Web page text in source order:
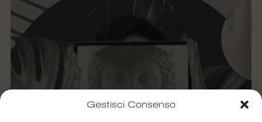
Gestisci Consenso